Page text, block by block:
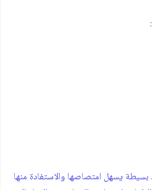
بسيطة يسهل امتصاصها والاستفادة منها‫